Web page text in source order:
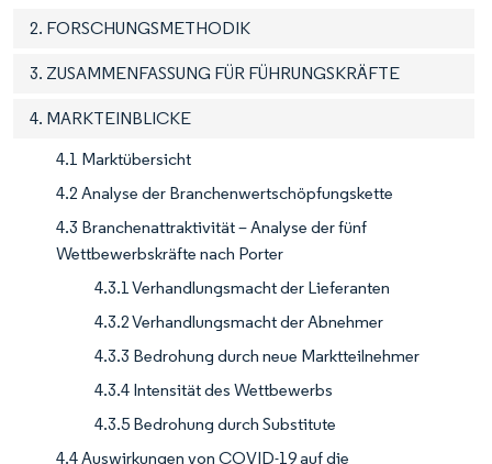
2. FORSCHUNGSMETHODIK
3. ZUSAMMENFASSUNG FÜR FÜHRUNGSKRÄFTE
4. MARKTEINBLICKE
4.1 Marktübersicht
4.2 Analyse der Branchenwertschöpfungskette
4.3 Branchenattraktivität – Analyse der fünf
Wettbewerbskräfte nach Porter
4.3.1 Verhandlungsmacht der Lieferanten
4.3.2 Verhandlungsmacht der Abnehmer
4.3.3 Bedrohung durch neue Marktteilnehmer
4.3.4 Intensität des Wettbewerbs
4.3.5 Bedrohung durch Substitute
4.4 Auswirkungen von COVID-19 auf die